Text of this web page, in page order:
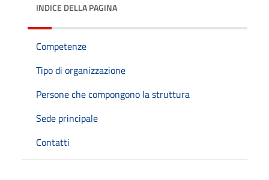
INDICE DELLA PAGINA
Competenze
Tipo di organizzazione
Persone che compongono la struttura
Sede principale
Contatti